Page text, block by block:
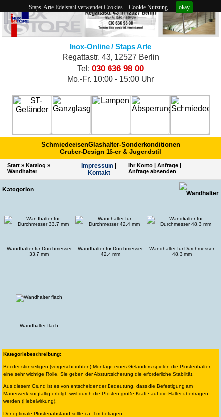
Staps-Arte Edelstahl verwendet Cookies. Cookie-Nutzung okay
Inox-Online / Staps Arte
Regattastr. 43, 12527 Berlin
Tel: 030 636 98 00
Mo.-Fr. 10:00 - 15:00 Uhr
SchmiedeeisenGlashalter-Sonderkonditionen
Gruber-Design 16-er & Jugendstil
Start » Katalog »
Wandhalter
Impres­sum
Kontakt
Ihr Konto| Anfrage|
Anfrage absenden
Kategorien
Wandhalter für Durchmesser
33,7 mm
Wandhalter für Durchmesser
42,4 mm
Wandhalter für Durchmesser
48,3 mm
Wandhalter flach
Kategoriebeschreibung:
Bei der stirnseitigen (vorgeschraubten) Montage eines Geländers spielen die Pfostenhalter
eine sehr wichtige Rolle. Sie geben der Absturzsicherung die erforderliche Stabilität.
Aus diesem Grund ist es von entscheidender Bedeutung, dass die Befestigung am
Mauerwerk sorgfältig erfolgt, weil durch die Pfosten große Kräfte auf die Halter übertragen
werden (Hebelwirkung).
Der optimale Pfostenabstand sollte ca. 1m betragen.